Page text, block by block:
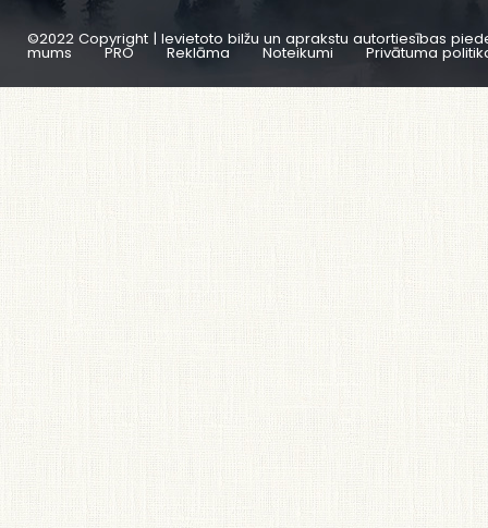
©2022 Copyright | Ievietoto bilžu un aprakstu autortiesības
mums PRO Reklāma Noteikumi Privātuma